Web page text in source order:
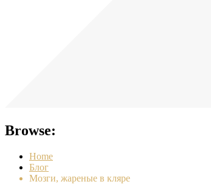
Browse:
Home
Блог
Мозги, жареные в кляре